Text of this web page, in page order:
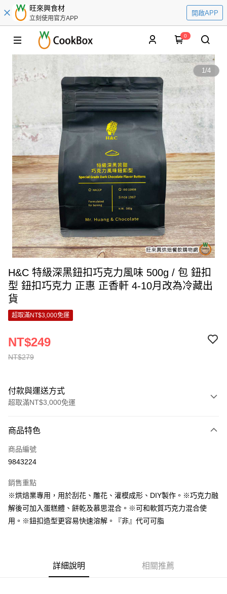
旺來興食材
立刻使用官方APP
開啟APP
0
1/4
H&C 特級深黑鈕扣巧克力風味 500g / 包 鈕扣
型 鈕扣巧克力 正惠 正香軒 4-10月改為冷藏出
貨
超取滿NT$3,000免運
NT$279
NT$249
付款與運送方式
超取滿NT$3,000免運
信用卡一次付款
LINE Pay
街口支付
悠遊付
商品特色
商品編號
9843224
銷售重點
※烘焙業專用，用於刮花、雕花、灌模成形、DIY製作。※巧克力融
解後可加入蛋糕體、餅乾及慕思混合。※可和軟質巧克力混合使
用。※鈕扣造型更容易快速溶解。『非』代可可脂
詳細說明 相關推薦